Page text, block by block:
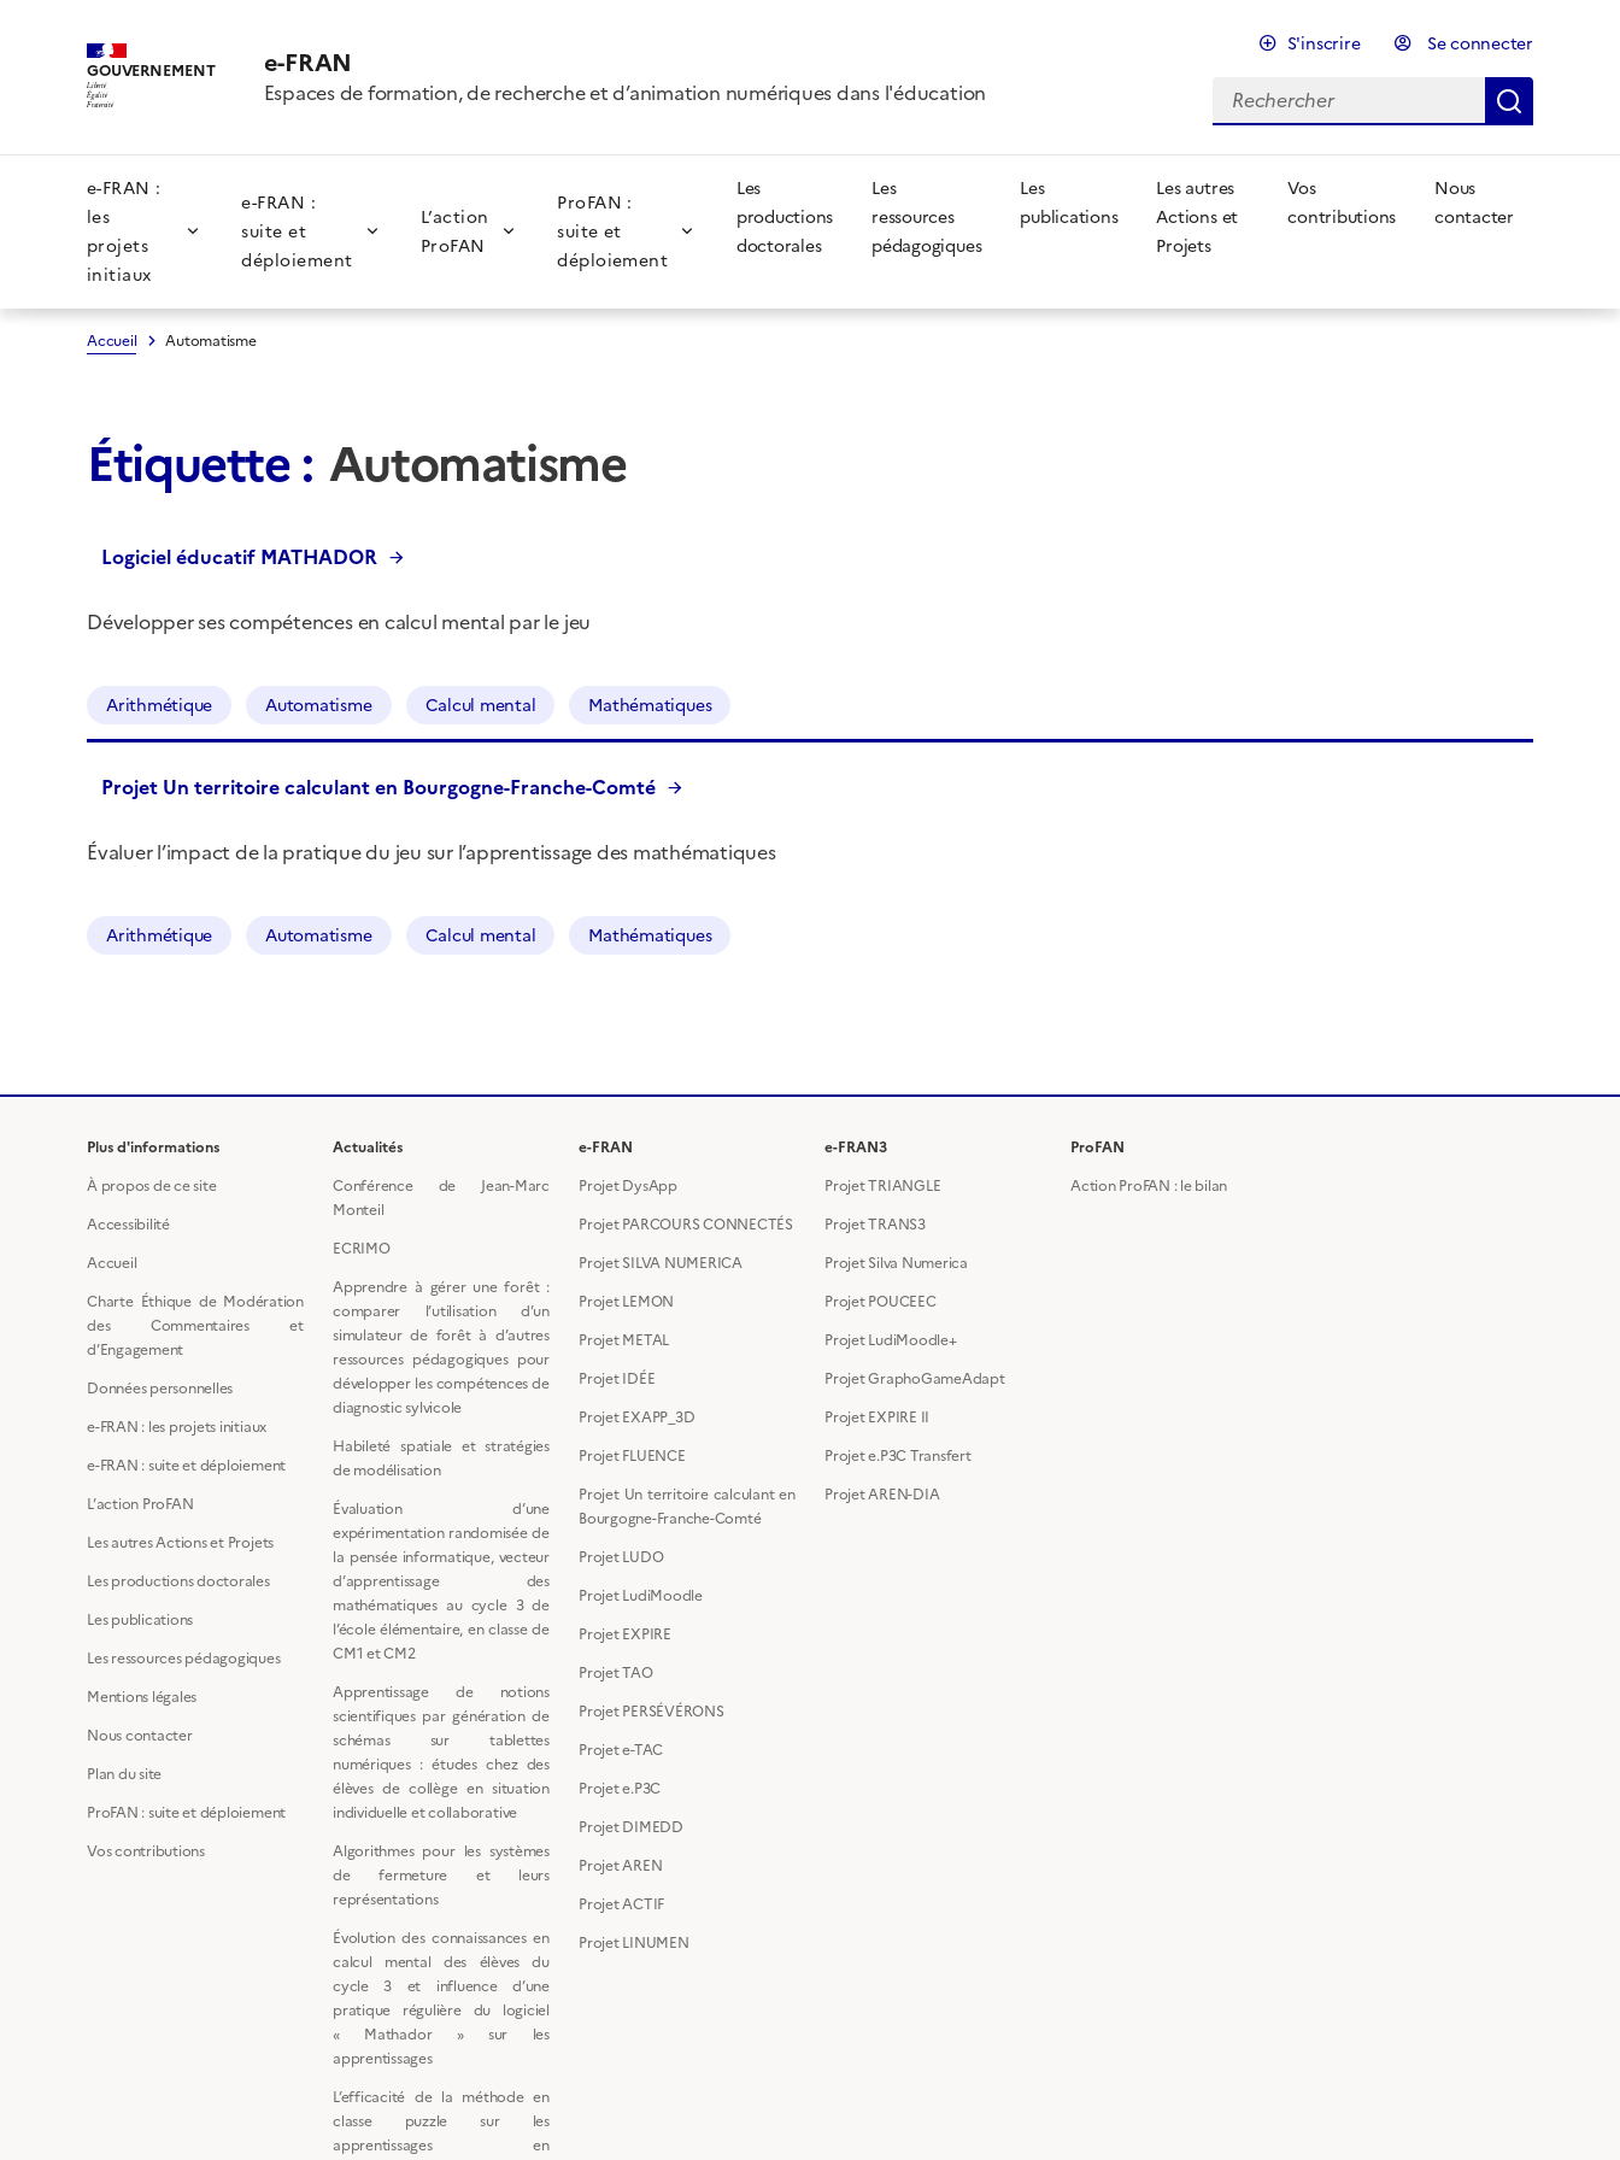
GOUVERNEMENT
Liberté
Égalité
Fraternité
e-FRAN
Espaces de formation, de recherche et d’animation numériques dans l'éducation
S'inscrire Se connecter
Rechercher
e-FRAN :
les
projets
initiaux
e-FRAN :
suite et
déploiement
L’action
ProFAN
ProFAN :
suite et
déploiement
Les
productions
doctorales
Les
ressources
pédagogiques
Les
publications
Les autres
Actions et
Projets
Vos
contributions
Nous
contacter
Accueil Automatisme
Étiquette : Automatisme
Logiciel éducatif MATHADOR
Développer ses compétences en calcul mental par le jeu
Arithmétique Automatisme Calcul mental Mathématiques
Projet Un territoire calculant en Bourgogne-Franche-Comté
Évaluer l’impact de la pratique du jeu sur l’apprentissage des mathématiques
Arithmétique Automatisme Calcul mental Mathématiques
Plus d'informations
À propos de ce site
Accessibilité
Accueil
Charte Éthique de Modération
des Commentaires et
d’Engagement
Données personnelles
e-FRAN : les projets initiaux
e-FRAN : suite et déploiement
L’action ProFAN
Les autres Actions et Projets
Les productions doctorales
Les publications
Les ressources pédagogiques
Mentions légales
Nous contacter
Plan du site
ProFAN : suite et déploiement
Vos contributions
Actualités
Conférence de Jean-Marc
Monteil
ECRIMO
Apprendre à gérer une forêt :
comparer l’utilisation d’un
simulateur de forêt à d’autres
ressources pédagogiques pour
développer les compétences de
diagnostic sylvicole
Habileté spatiale et stratégies
de modélisation
Évaluation d’une
expérimentation randomisée de
la pensée informatique, vecteur
d’apprentissage des
mathématiques au cycle 3 de
l’école élémentaire, en classe de
CM1 et CM2
Apprentissage de notions
scientifiques par génération de
schémas sur tablettes
numériques : études chez des
élèves de collège en situation
individuelle et collaborative
Algorithmes pour les systèmes
de fermeture et leurs
représentations
Évolution des connaissances en
calcul mental des élèves du
cycle 3 et influence d’une
pratique régulière du logiciel
« Mathador » sur les
apprentissages
L’efficacité de la méthode en
classe puzzle sur les
apprentissages en
e-FRAN
Projet DysApp
Projet PARCOURS CONNECTÉS
Projet SILVA NUMERICA
Projet LEMON
Projet METAL
Projet IDÉE
Projet EXAPP_3D
Projet FLUENCE
Projet Un territoire calculant en
Bourgogne-Franche-Comté
Projet LUDO
Projet LudiMoodle
Projet EXPIRE
Projet TAO
Projet PERSÉVÉRONS
Projet e-TAC
Projet e.P3C
Projet DIMEDD
Projet AREN
Projet ACTIF
Projet LINUMEN
e-FRAN3
Projet TRIANGLE
Projet TRANS3
Projet Silva Numerica
Projet POUCEEC
Projet LudiMoodle+
Projet GraphoGameAdapt
Projet EXPIRE II
Projet e.P3C Transfert
Projet AREN-DIA
ProFAN
Action ProFAN : le bilan